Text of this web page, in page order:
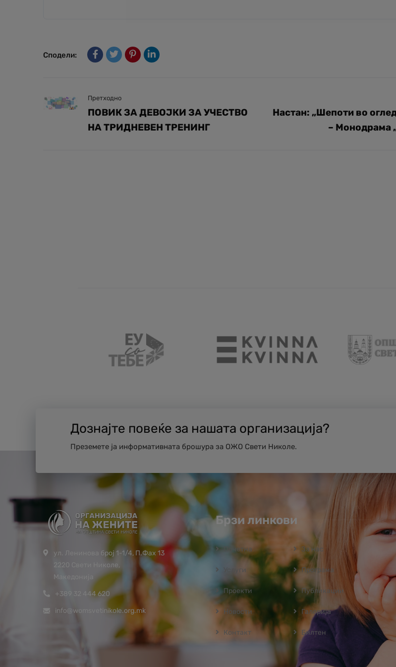
Сподели:
Претходно
ПОВИК ЗА ДЕВОЈКИ ЗА УЧЕСТВО
НА ТРИДНЕВЕН ТРЕНИНГ
Настан: „Шепоти во
– Монодрама
Дознајте повеќе за нашата организација?
Преземете ја информативната брошура за ОЖО Свети Николе.
ул. Ленинова број 1-1/4, П.Фах 13
2220 Свети Николе,
Македонија
+389 32 444 620
info@womsvetinikole.org.mk
Брзи линкови
Почетна За нас
Услуги Програмa
Проекти Публикации
Новости Галерија
Контакт Билтен